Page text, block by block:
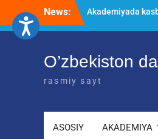
content
News:
O’ZBEKISTON
Akademiyada
O’zbekiston
rasmiy sayt
ASOSIY AKADEMIYA